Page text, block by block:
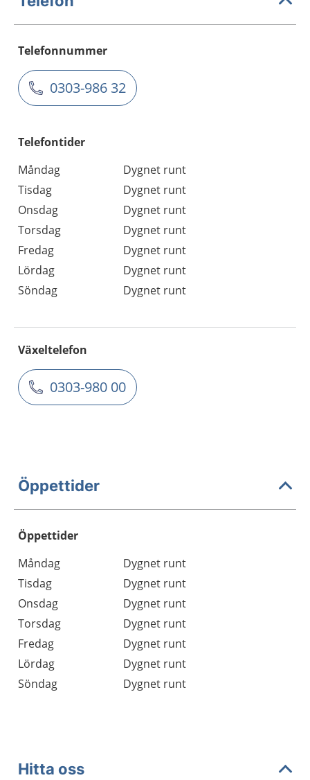
Telefonnummer
0303-986 32
Telefontider
Måndag
Dygnet runt
Tisdag
Dygnet runt
Onsdag
Dygnet runt
Torsdag
Dygnet runt
Fredag
Dygnet runt
Lördag
Dygnet runt
Söndag
Dygnet runt
Växeltelefon
0303-980 00
Öppettider
Öppettider
Dag
Öppettider
Kommentarer
Måndag
Dygnet runt
Tisdag
Dygnet runt
Onsdag
Dygnet runt
Torsdag
Dygnet runt
Fredag
Dygnet runt
Lördag
Dygnet runt
Söndag
Dygnet runt
Hitta oss